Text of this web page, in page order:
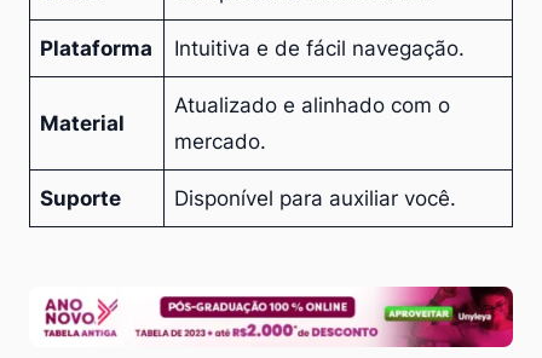
Plataforma Intuitiva e de fácil navegação.
Material
Atualizado e alinhado com o
mercado.
Suporte Disponível para auxiliar você.